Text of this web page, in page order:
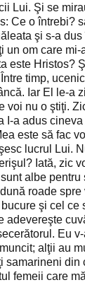
Lui. Şi se
Ce o întrebi?
şi s-a
un om care mi-
este Hristos?
timp,
Iar El le-a
voi nu o ştiţi.
I-a adus
este să fac
lucrul Lui.
Iată, zic
albe pentru
roade spre
şi cel ce
adevereşte
Eu
alţii au
samarineni din
femeii care